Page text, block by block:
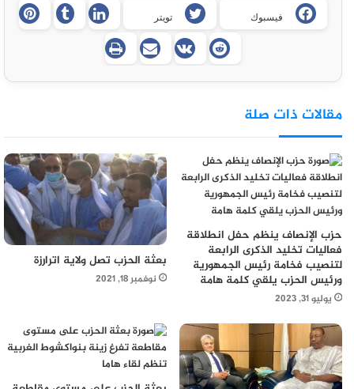
فيسبوك تويتر
مقالات ذات صلة
حزب الإنصاف ينظم حفل انطلاقة
فعاليات تخليد الذكرى الرابعة
لتنصيب فخامة رئيس الجمهورية
ورئيس الحزب يلقي كلمة هامة
يوليو 31, 2023
بعثة الحزب تصل ولاية اترارزة
نوفمبر 18, 2021